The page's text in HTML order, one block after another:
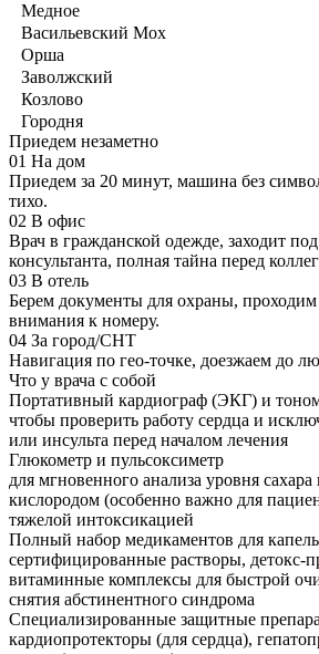
Медное
Васильевский Мох
Орша
Заволжский
Козлово
Городня
Приедем незаметно
01 На дом
Приедем за 20 минут, машина без
тихо.
02 В офис
Врач в гражданской одежде, заходит
консультанта, полная тайна перед
03 В отель
Берем документы для охраны, проходим
внимания к номеру.
04 За город/СНТ
Навигация по гео-точке, доезжаем до
Что у врача с собой
Портативный кардиограф (ЭКГ) и
чтобы проверить работу сердца и
или инсульта перед началом лечения
Глюкометр и пульсоксиметр
для мгновенного анализа уровня
кислородом (особенно важно для
тяжелой интоксикацией
Полный набор медикаментов для
сертифицированные растворы, детокс-
витаминные комплексы для быстрой
снятия абстинентного синдрома
Специализированные защитные
кардиопротекторы (для сердца),